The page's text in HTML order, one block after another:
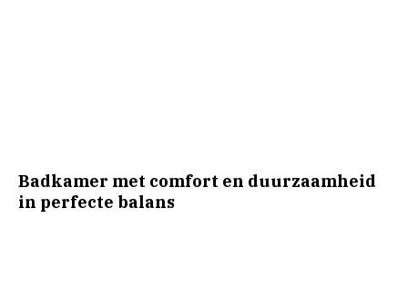
Badkamer met comfort en duurzaamheid
in perfecte balans